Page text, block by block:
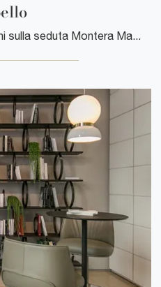
Clicca e ottieni informazioni sulla seduta Montera Mas Sgabello di Poltrona Frau in pelle: le più esclusive Sedie sgabelli design ti aspettano.